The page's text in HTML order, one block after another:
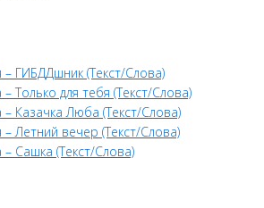
– ГИБДДшник (Текст/Слова)
Только для тебя (Текст/Слова)
Казачка Люба (Текст/Слова)
Летний вечер (Текст/Слова)
Сашка (Текст/Слова)